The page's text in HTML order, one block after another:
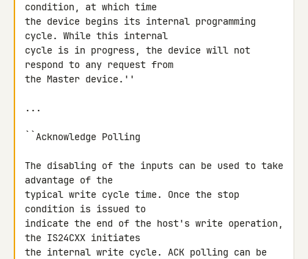
condition, at which time
the device begins its internal programming
cycle. While this internal
cycle is in progress, the device will not
respond to any request from
the Master device.''
...
``Acknowledge Polling
The disabling of the inputs can be used to take
advantage of the
typical write cycle time. Once the stop
condition is issued to
indicate the end of the host's write operation,
the IS24CXX initiates
the internal write cycle. ACK polling can be